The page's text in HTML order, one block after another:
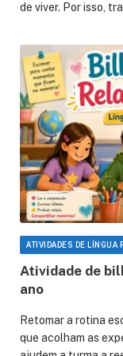
de viver. Por isso,
ATIVIDADES DE LÍNGUA
Atividade de
ano
Retomar a rotina
que acolham as